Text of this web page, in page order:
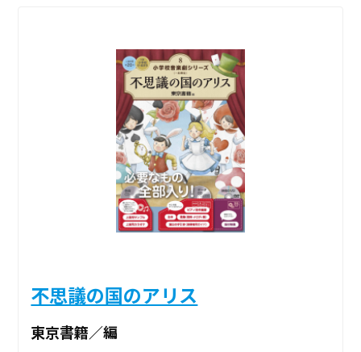
不思議の国のアリス
東京書籍／編